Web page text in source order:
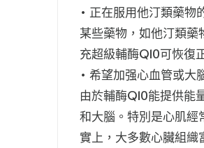
• 正在服用他汀類藥物
某些藥物，如他汀類
充超級輔酶Q10可恢復
• 希望加强心血管或大
由於輔酶Q10能提供能
和大腦。特別是心肌
實上，大多數心臟組織